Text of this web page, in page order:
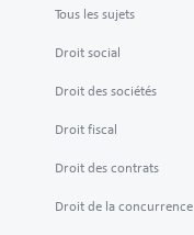
Tous les sujets
Droit social
Droit des sociétés
Droit fiscal
Droit des contrats
Droit de la concurrence